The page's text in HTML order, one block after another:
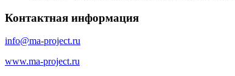
Контактная информация
info@ma-project.ru
www.ma-project.ru